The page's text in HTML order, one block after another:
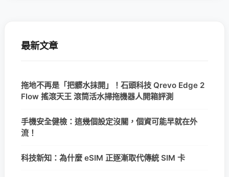
最新文章
拖地不再是「把髒水抹開」！石頭科技 Qrevo Edge 2
Flow 搖滾天王 滾筒活水掃拖機器人開箱評測
手機安全健檢：這幾個設定沒關，個資可能早就在外
流！
科技新知：為什麼 eSIM 正逐漸取代傳統 SIM 卡